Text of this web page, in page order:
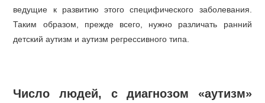
ведущие к развитию этого специфического заболевания.
Таким образом, прежде всего, нужно различать ранний
детский аутизм и аутизм регрессивного типа.
Число людей, с диагнозом «аутизм»